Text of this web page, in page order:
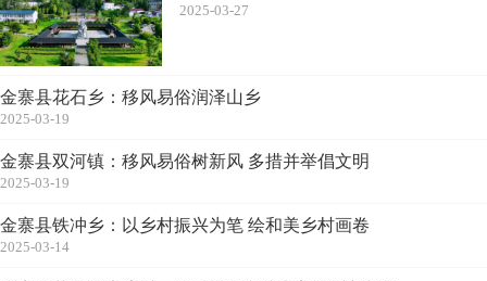
2025-03-27
金寨县花石乡：移风易俗润泽山乡
2025-03-19
金寨县双河镇：移风易俗树新风 多措并举倡文明
2025-03-19
金寨县铁冲乡：以乡村振兴为笔 绘和美乡村画卷
2025-03-14